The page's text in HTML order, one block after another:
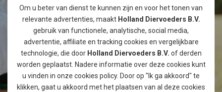
Om u beter van dienst te kunnen zijn en voor het tonen van
relevante advertenties, maakt Holland Diervoeders B.V.
gebruik van functionele, analytische, social media,
advertentie, affiliate en tracking cookies en vergelijkbare
technologie, die door Holland Diervoeders B.V. of derden
worden geplaatst. Nadere informatie over deze cookies kunt
u vinden in onze cookies policy. Door op "Ik ga akkoord" te
klikken, gaat u akkoord met het plaatsen van al deze cookies